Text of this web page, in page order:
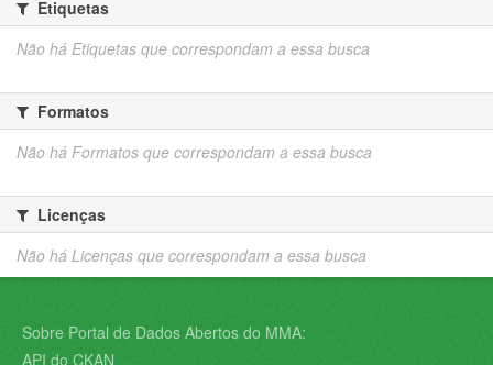
Etiquetas
Não há Etiquetas que correspondam a essa busca
Formatos
Não há Formatos que correspondam a essa busca
Licenças
Não há Licenças que correspondam a essa busca
Sobre Portal de Dados Abertos do MMA:
API do CKAN